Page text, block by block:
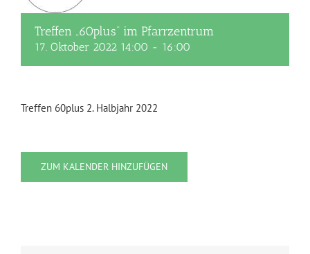
Treffen „60plus“ im Pfarrzentrum
17. Oktober 2022 14:00 - 16:00
Treffen 60plus 2. Halbjahr 2022
ZUM KALENDER HINZUFÜGEN